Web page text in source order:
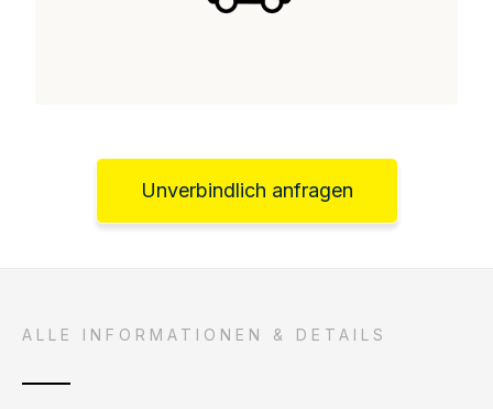
Unverbindlich anfragen
ALLE INFORMATIONEN & DETAILS